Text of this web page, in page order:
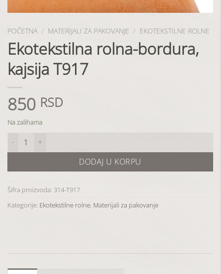
POČETNA / MATERIJALI ZA PAKOVANJE / EKOTEKSTILNE ROLNE
Ekotekstilna rolna-bordura,
kajsija T917
850 RSD
Na zalihama
Ekotekstilna rolna-bordura, kajsija T917 količina
DODAJ U KORPU
Šifra proizvoda: 314-T917
Kategorije: Ekotekstilne rolne, Materijali za pakovanje